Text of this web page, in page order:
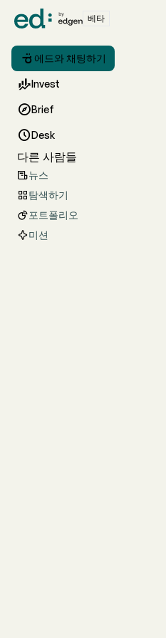
베타
 에드와 채팅하기
Invest
Brief
Desk
다른 사람들
뉴스
탐색하기
포트폴리오
미션